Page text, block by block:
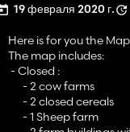
19 февраля 2020 г.
Here is for you the
The map includes:
- Closed :
- 2 cow farms
- 2 closed cereals
- 1 Sheep farm